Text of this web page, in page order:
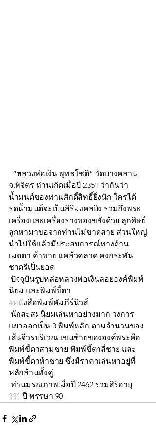
จ.พิจิตร ท่านเกิดเมื่อปี 2351 ว่ากันว่า
น้ำมนต์ของท่านศักดิ์สิทธิ์ยิ่งนัก ใครได้
รดน้ำมนต์จะเป็นสิริมงคลยิ่ง รวมถึงพระ
เครื่องและเครื่องรางของขลังด้วย ลูกศิษย์
ลูกหามาขอจากท่านไม่ขาดสาย ส่วนใหญ่
นำไปใช้แล้วมีประสบการณ์ทางด้าน
เมตตา ค้าขาย แคล้วคลาด คงกระพัน
ชาตรีเป็นยอด
นิยม และพิมพ์ขี้ตา
#หนังสือพิมพ์คัมภีร์นิวส์
แยกออกเป็น 3 พิมพ์หลัก ตามจำนวนของ
เส้นจีวรบริเวณแขนซ้ายขององค์พระคือ
พิมพ์ขี้ตาสามชาย พิมพ์ขี้ตาสี่ชาย และ
พิมพ์ขี้ตาห้าชาย ซึ่งมีราคาเล่นหาอยู่ที่
หลักล้านทั้งคู่
111 ปี พรรษา 90